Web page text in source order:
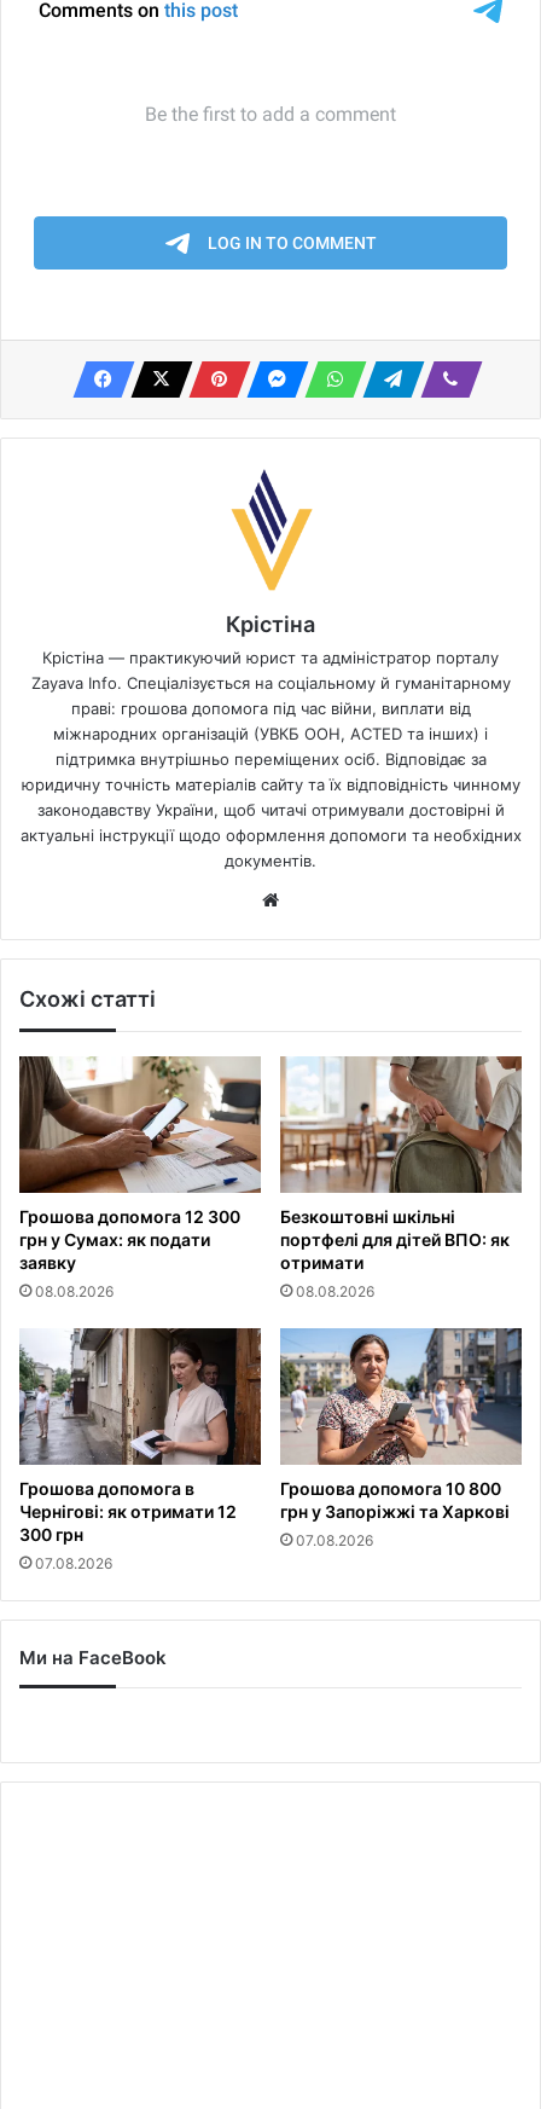
Крістіна
Крістіна — практикуючий юрист та адміністратор порталу
Zayava Info. Спеціалізується на соціальному й гуманітарному
праві: грошова допомога під час війни, виплати від
міжнародних організацій (УВКБ ООН, ACTED та інших) і
підтримка внутрішньо переміщених осіб. Відповідає за
юридичну точність матеріалів сайту та їх відповідність чинному
законодавству України, щоб читачі отримували достовірні й
актуальні інструкції щодо оформлення допомоги та необхідних
документів.
Схожі статті
Грошова допомога 12 300
грн у Сумах: як подати
заявку
08.08.2026
Безкоштовні шкільні
портфелі для дітей ВПО: як
отримати
08.08.2026
Грошова допомога в
Чернігові: як отримати 12
300 грн
07.08.2026
Грошова допомога 10 800
грн у Запоріжжі та Харкові
07.08.2026
Ми на FaceBook